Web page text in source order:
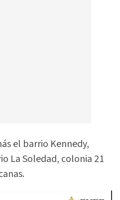
el barrio Kennedy,
La Soledad, colonia 21